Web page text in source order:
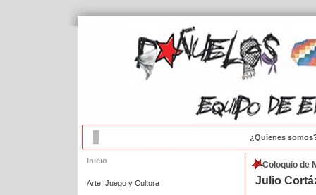
¿Quienes
Inicio
Arte, Juego y Cultura
Coloquio de
Julio